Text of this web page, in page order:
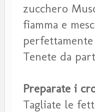
zucchero
fiamma e
Tenete da
Preparate i
Tagliate le